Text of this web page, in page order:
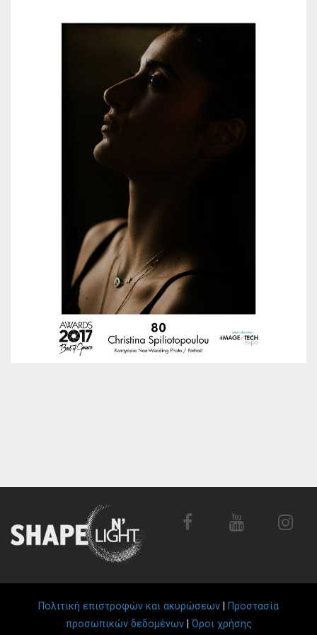
Πολιτική επιστροφών και ακυρώσεων
Προστασία
προσωπικών δεδομένων|Όροι χρήσης